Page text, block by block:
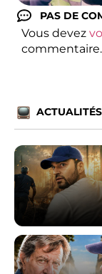
PAS DE
Vous devez
commentaire.